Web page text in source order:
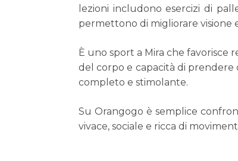
lezioni includono esercizi di
permettono di migliorare visione
È uno sport a Mira che favorisce
del corpo e capacità di prendere
completo e stimolante.
Su Orangogo è semplice
vivace, sociale e ricca di